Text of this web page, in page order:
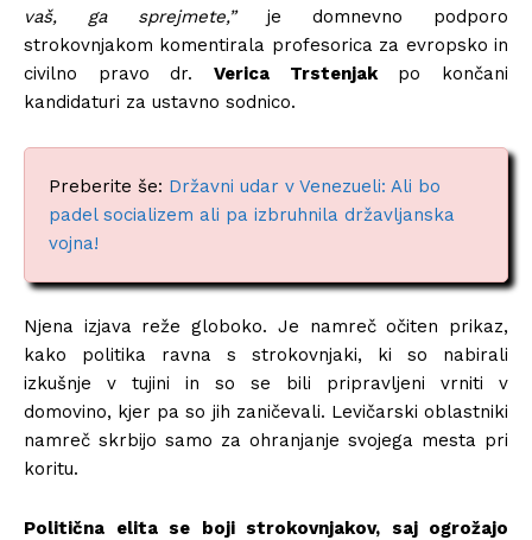
vaš, ga sprejmete,” je domnevno podporo
strokovnjakom komentirala profesorica za evropsko in
civilno pravo dr. Verica Trstenjakpo končani
kandidaturi za ustavno sodnico.
Preberite še: Državni udar v Venezueli: Ali bo
padel socializem ali pa izbruhnila državljanska
vojna!
Njena izjava reže globoko. Je namreč očiten prikaz,
kako politika ravna s strokovnjaki, ki so nabirali
izkušnje v tujini in so se bili pripravljeni vrniti v
domovino, kjer pa so jih zaničevali. Levičarski oblastniki
namreč skrbijo samo za ohranjanje svojega mesta pri
koritu.
Politična elita se boji strokovnjakov, saj ogrožajo